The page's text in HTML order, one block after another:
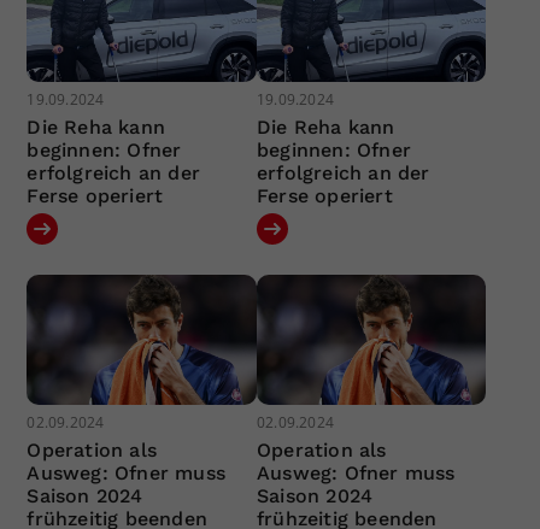
19.09.2024
Die Reha kann
beginnen: Ofner
erfolgreich an der
Ferse operiert
19.09.2024
Die Reha kann
beginnen: Ofner
erfolgreich an der
Ferse operiert
02.09.2024
Operation als
Ausweg: Ofner muss
Saison 2024
frühzeitig beenden
02.09.2024
Operation als
Ausweg: Ofner muss
Saison 2024
frühzeitig beenden